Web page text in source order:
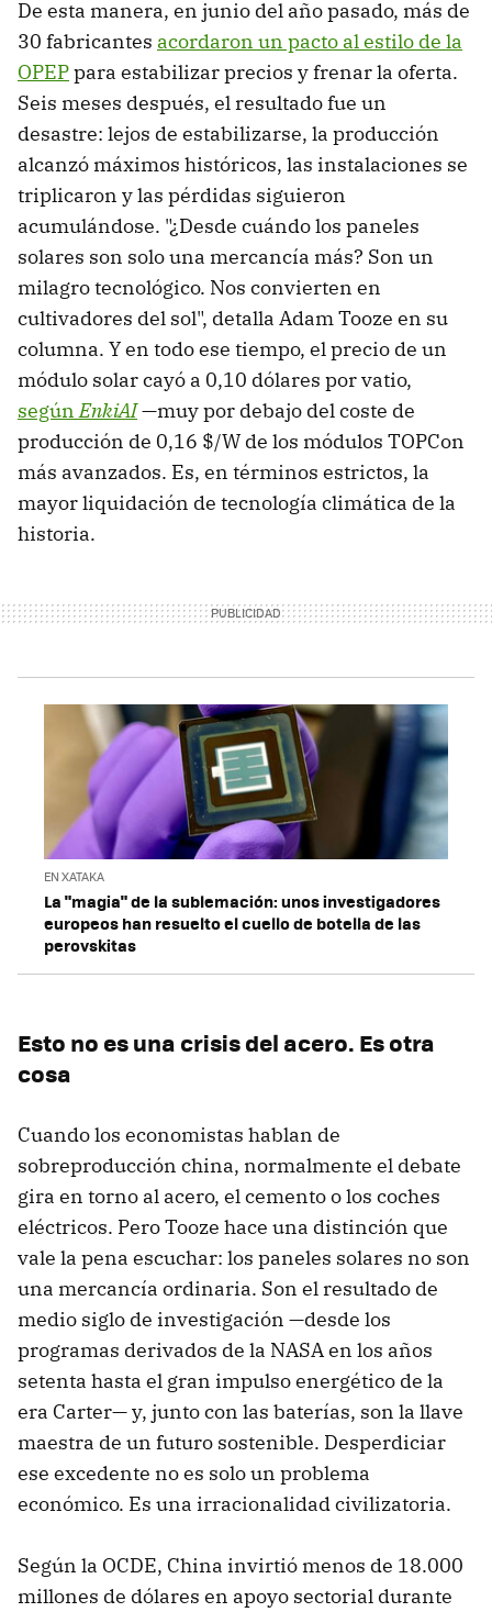
De esta manera, en junio del año pasado, más de
30 fabricantes acordaron un pacto al estilo de la
OPEPpara estabilizar precios y frenar la oferta.
Seis meses después, el resultado fue un
desastre: lejos de estabilizarse, la producción
alcanzó máximos históricos, las instalaciones se
triplicaron y las pérdidas siguieron
acumulándose. "¿Desde cuándo los paneles
solares son solo una mercancía más? Son un
milagro tecnológico. Nos convierten en
cultivadores del sol", detalla Adam Tooze en su
columna. Y en todo ese tiempo, el precio de un
módulo solar cayó a 0,10 dólares por vatio,
segúnEnkiAI—muy por debajo del coste de
producción de 0,16 $/W de los módulos TOPCon
más avanzados. Es, en términos estrictos, la
mayor liquidación de tecnología climática de la
historia.
EN XATAKA
La "magia" de la sublemación: unos investigadores
europeos han resuelto el cuello de botella de las
perovskitas
Esto no es una crisis del acero. Es otra
cosa
Cuando los economistas hablan de
sobreproducción china, normalmente el debate
gira en torno al acero, el cemento o los coches
eléctricos. Pero Tooze hace una distinción que
vale la pena escuchar: los paneles solares no son
una mercancía ordinaria. Son el resultado de
medio siglo de investigación —desde los
programas derivados de la NASA en los años
setenta hasta el gran impulso energético de la
era Carter— y, junto con las baterías, son la llave
maestra de un futuro sostenible. Desperdiciar
ese excedente no es solo un problema
económico. Es una irracionalidad civilizatoria.
Según la OCDE, China invirtió menos de 18.000
millones de dólares en apoyo sectorial durante